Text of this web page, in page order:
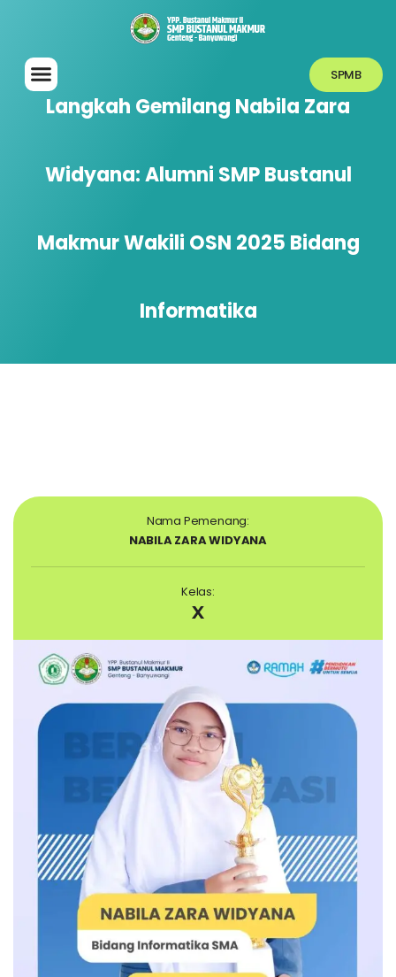
SPMB
Langkah Gemilang Nabila Zara
Widyana: Alumni SMP Bustanul
Makmur Wakili OSN 2025 Bidang
Informatika
Nama Pemenang:
NABILA ZARA WIDYANA
Kelas:
X